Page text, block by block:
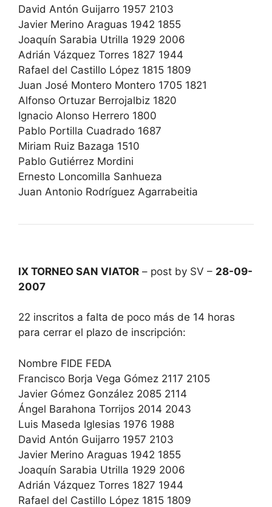
David Antón Guijarro 1957 2103
Javier Merino Araguas 1942 1855
Joaquín Sarabia Utrilla 1929 2006
Adrián Vázquez Torres 1827 1944
Rafael del Castillo López 1815 1809
Juan José Montero Montero 1705 1821
Alfonso Ortuzar Berrojalbiz 1820
Ignacio Alonso Herrero 1800
Pablo Portilla Cuadrado 1687
Miriam Ruiz Bazaga 1510
Pablo Gutiérrez Mordini
Ernesto Loncomilla Sanhueza
Juan Antonio Rodríguez Agarrabeitia
IX TORNEO SAN VIATOR – post by SV – 28-09-
2007
22 inscritos a falta de poco más de 14 horas
para cerrar el plazo de inscripción:
Nombre FIDE FEDA
Francisco Borja Vega Gómez 2117 2105
Javier Gómez González 2085 2114
Ángel Barahona Torrijos 2014 2043
Luis Maseda Iglesias 1976 1988
David Antón Guijarro 1957 2103
Javier Merino Araguas 1942 1855
Joaquín Sarabia Utrilla 1929 2006
Adrián Vázquez Torres 1827 1944
Rafael del Castillo López 1815 1809